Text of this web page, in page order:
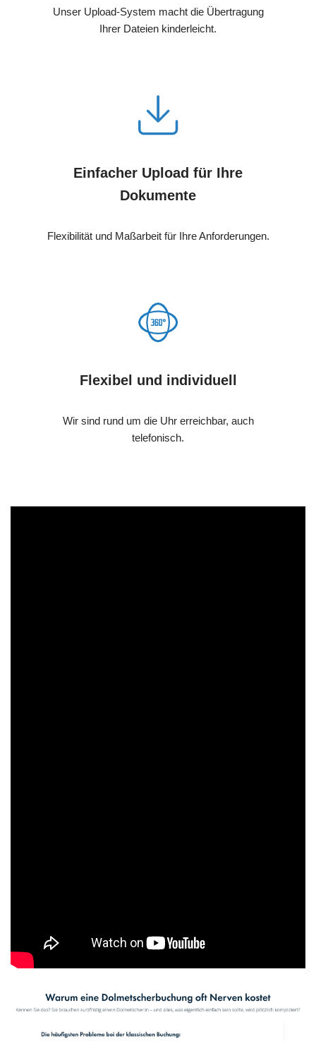
Unser Upload-System macht die Übertragung
Ihrer Dateien kinderleicht.
Einfacher Upload für Ihre
Dokumente
Flexibilität und Maßarbeit für Ihre Anforderungen.
Flexibel und individuell
Wir sind rund um die Uhr erreichbar, auch
telefonisch.